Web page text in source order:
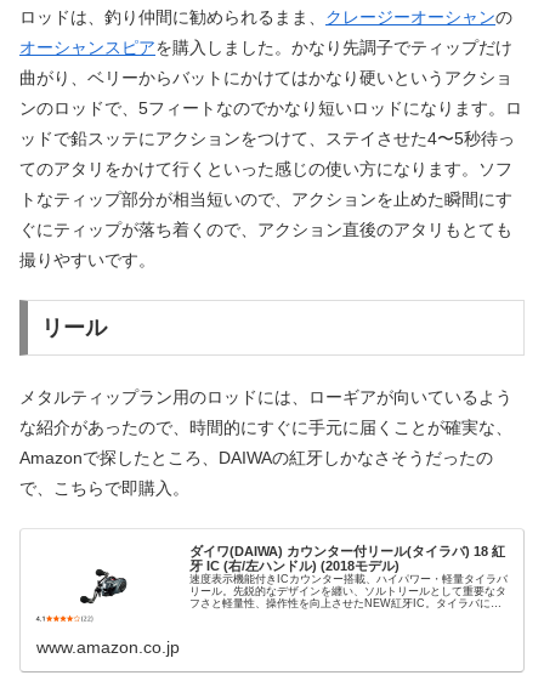
ロッドは、釣り仲間に勧められるまま、 クレージーオーシャンの
オーシャンスピアを購入しました。かなり先調子でティップだけ
曲がり、ベリーからバットにかけてはかなり硬いというアクショ
ンのロッドで、5フィートなのでかなり短いロッドになります。ロ
ッドで鉛スッテにアクションをつけて、ステイさせた4〜5秒待っ
てのアタリをかけて行くといった感じの使い方になります。ソフ
トなティップ部分が相当短いので、アクションを止めた瞬間にす
ぐにティップが落ち着くので、アクション直後のアタリもとても
撮りやすいです。
リール
メタルティップラン用のロッドには、ローギアが向いているよう
な紹介があったので、時間的にすぐに手元に届くことが確実な、
Amazonで探したところ、DAIWAの紅牙しかなさそうだったの
で、こちらで即購入。
ダイワ(DAIWA) カウンター付リール(タイラバ) 18 紅
牙 IC (右/左ハンドル) (2018モデル)
速度表示機能付きICカウンター搭載、ハイパワー・軽量タイラバ
リール。先鋭的なデザインを纏い、ソルトリールとして重要なタ
フさと軽量性、操作性を向上させたNEW紅牙IC。タイラバに最
www.amazon.co.jp